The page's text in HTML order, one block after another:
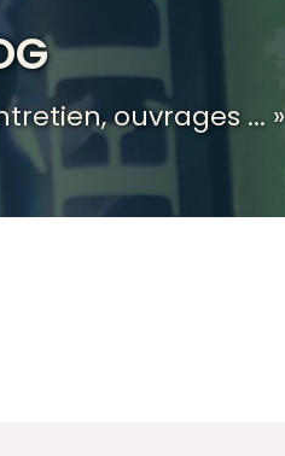
ouvrages ... »